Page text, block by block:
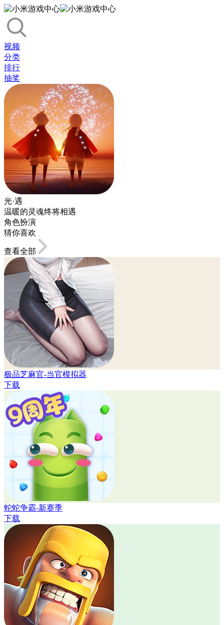
视频
分类
排行
抽奖
光·遇
温暖的灵魂终将相遇
角色扮演
猜你喜欢
查看全部
极品芝麻官-当官模拟器
下载
蛇蛇争霸-新赛季
下载